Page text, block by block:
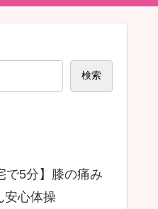
検索
で5分】膝の痛み
安心体操